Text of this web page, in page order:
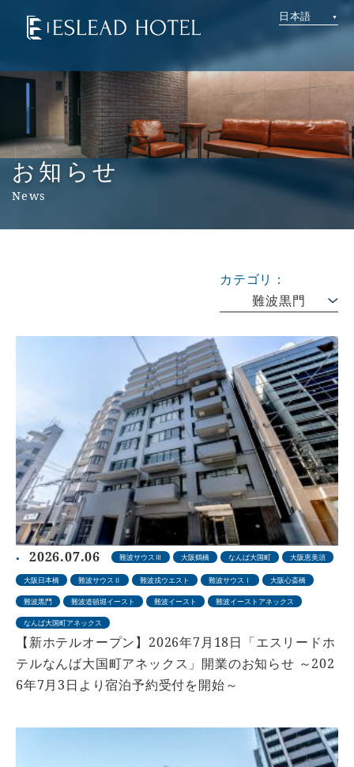
日本語
お知らせ
News
カテゴリ：
難波黒門
2026.07.06 難波サウスⅢ 大阪鶴橋 なんば大国町 大阪恵美須
大阪日本橋 難波サウスⅡ 難波戎ウエスト 難波サウスⅠ 大阪心斎橋
難波黒門 難波道頓堀イースト 難波イースト 難波イーストアネックス
なんば大国町アネックス
【新ホテルオープン】2026年7月18日「エスリードホ
テルなんば大国町アネックス」開業のお知らせ ～202
6年7月3日より宿泊予約受付を開始～